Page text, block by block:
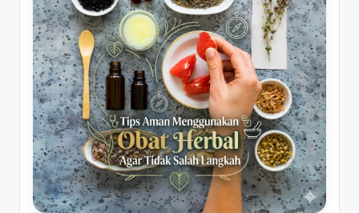
s
P
e
n
g
o
b
a
untuk
Indonesia
yang
lebih
ceria.